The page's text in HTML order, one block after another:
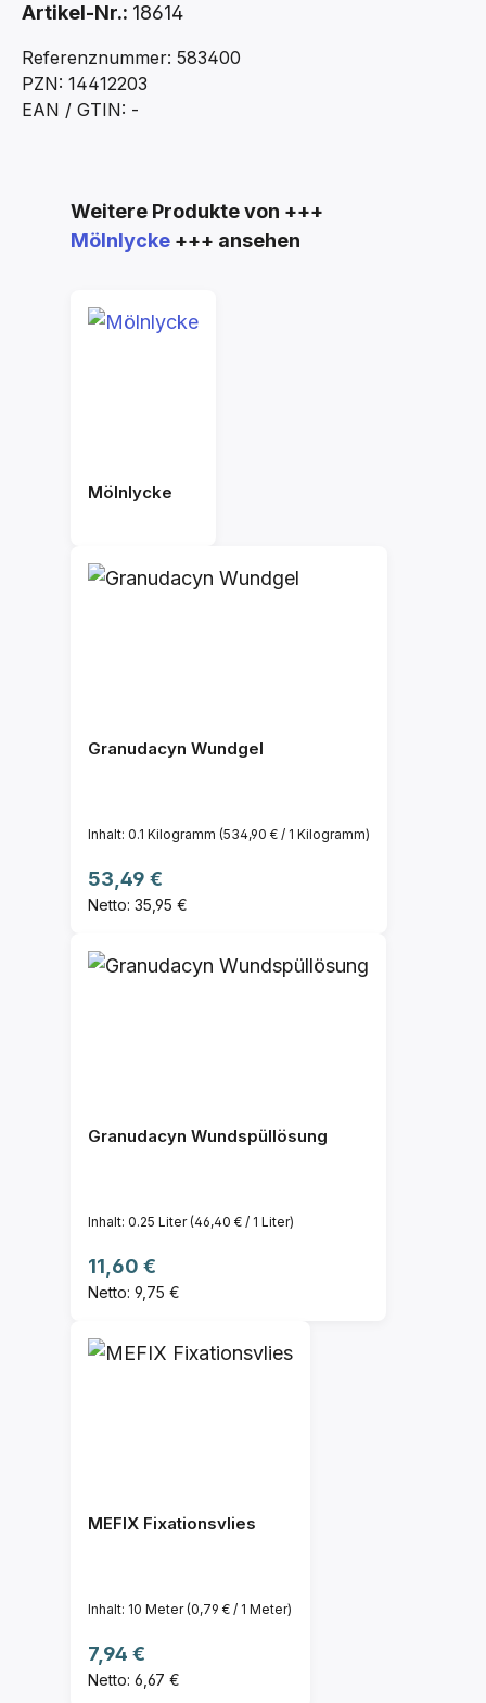
Artikel-Nr.: 18614
Referenznummer: 583400
PZN: 14412203
EAN / GTIN: -
Produktgalerie überspringen
Weitere Produkte von +++
Mölnlycke +++ ansehen
Mölnlycke
Granudacyn Wundgel
Inhalt: 0.1 Kilogramm (534,90 € / 1 Kilogramm)
Regulärer Preis:
53,49 €
Netto: 35,95 €
Granudacyn Wundspüllösung
Inhalt: 0.25 Liter(46,40 € / 1 Liter)
Regulärer Preis:
11,60 €
Netto: 9,75 €
MEFIX Fixationsvlies
Inhalt: 10 Meter(0,79 € / 1 Meter)
Regulärer Preis:
7,94 €
Netto: 6,67 €